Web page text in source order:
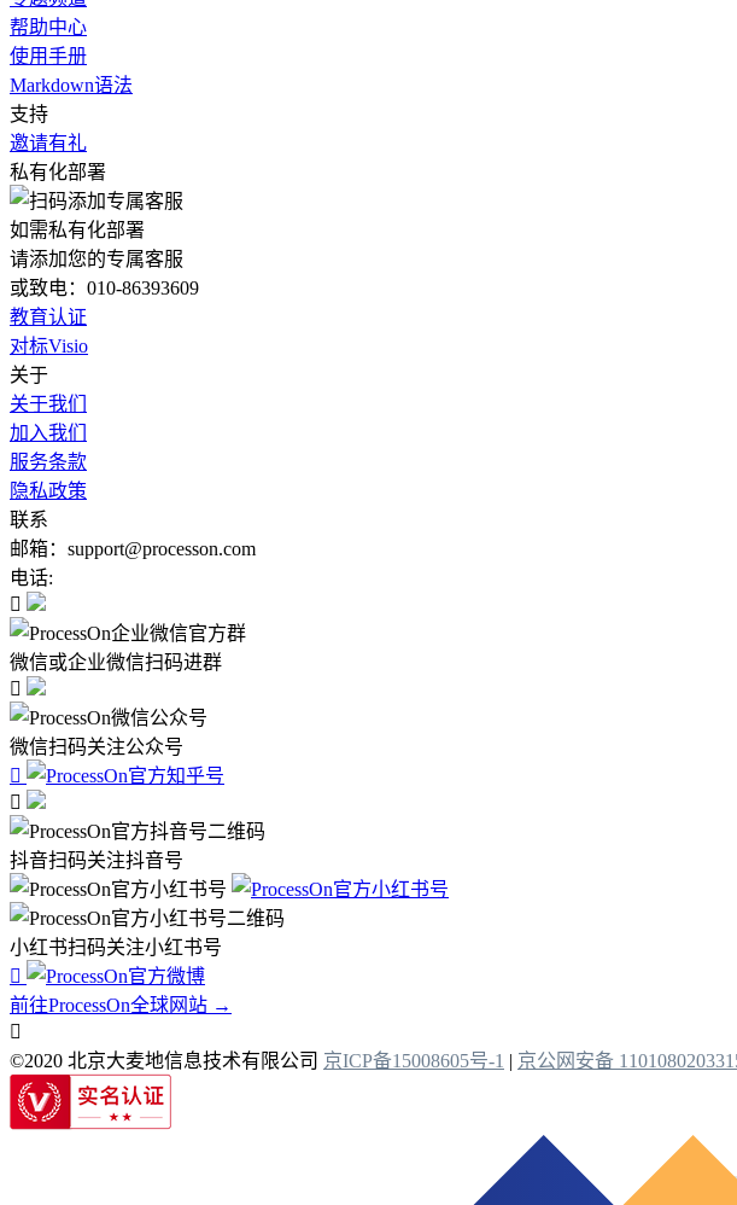
帮助中心
使用手册
Markdown语法
支持
邀请有礼
私有化部署
如需私有化部署
请添加您的专属客服
或致电：010-86393609
教育认证
对标Visio
关于
关于我们
加入我们
服务条款
隐私政策
联系
邮箱：support@processon.com
电话:

微信或企业微信扫码进群

微信扫码关注公众号


抖音扫码关注抖音号
小红书扫码关注小红书号

前往ProcessOn全球网站 →

©2020 北京大麦地信息技术有限公司 京ICP备15008605号-1 | 京公网安备